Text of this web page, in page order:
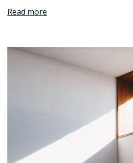
Read more